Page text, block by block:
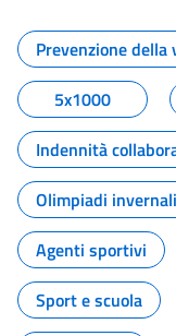
Tutti i
Prevenzione
5x1000
Indennità
Olimpiadi
Agenti sportivi
Sport e scuola